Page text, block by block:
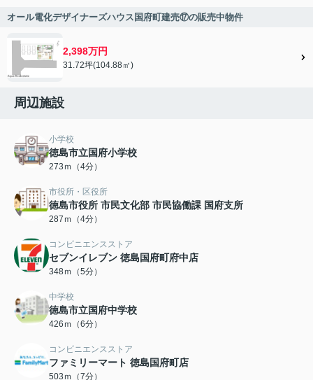
オール電化デザイナーズハウス国府町建売⑰の販売中物件
2,398万円
31.72坪(104.88㎡)
周辺施設
小学校
徳島市立国府小学校
273ｍ（4分）
市役所・区役所
徳島市役所 市民文化部 市民協働課 国府支所
287ｍ（4分）
コンビニエンスストア
セブンイレブン 徳島国府町府中店
348ｍ（5分）
中学校
徳島市立国府中学校
426ｍ（6分）
コンビニエンスストア
ファミリーマート 徳島国府町店
503ｍ（7分）